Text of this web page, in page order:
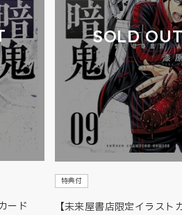
ード
SOLD
特典付
【未来屋書店限定イラスト